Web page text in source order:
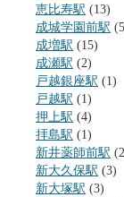
恵比寿駅 (13)
成城学園前駅
成増駅 (15)
成瀬駅 (2)
戸越銀座駅 (1)
戸越駅 (1)
押上駅 (4)
拝島駅 (1)
新井薬師前駅
新大久保駅 (3)
新大塚駅 (3)